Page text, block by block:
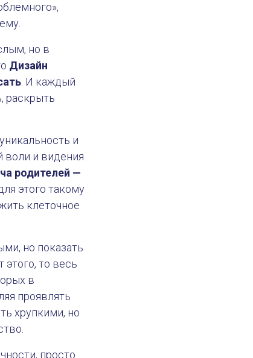
6 декабря 2021
но в
Дизайн
. И каждый
раскрыть
и
воли и видения
родителей —
этого такому
клеточное
но показать
то весь
в
проявлять
хрупкими, но
просто